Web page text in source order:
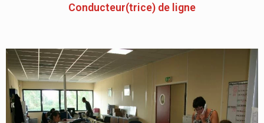
Conducteur(trice) de ligne